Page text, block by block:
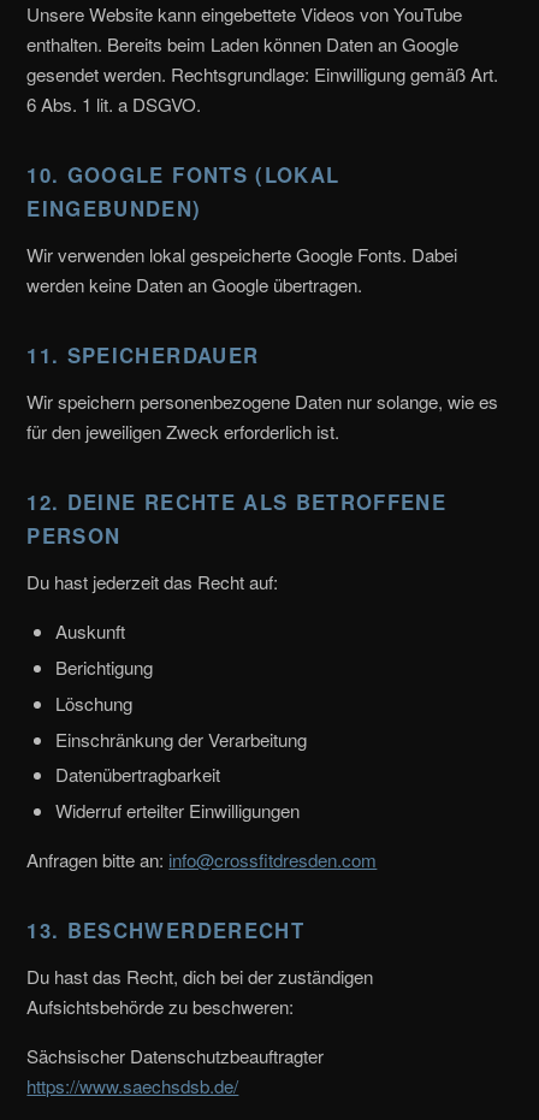
Unsere Website kann eingebettete Videos von YouTube
enthalten. Bereits beim Laden können Daten an Google
gesendet werden. Rechtsgrundlage: Einwilligung gemäß Art.
6 Abs. 1 lit. a DSGVO.
10. GOOGLE FONTS (LOKAL
EINGEBUNDEN)
Wir verwenden lokal gespeicherte Google Fonts. Dabei
werden keine Daten an Google übertragen.
11. SPEICHERDAUER
Wir speichern personenbezogene Daten nur solange, wie es
für den jeweiligen Zweck erforderlich ist.
12. DEINE RECHTE ALS BETROFFENE
PERSON
Du hast jederzeit das Recht auf:
Auskunft
Berichtigung
Löschung
Einschränkung der Verarbeitung
Datenübertragbarkeit
Widerruf erteilter Einwilligungen
Anfragen bitte an: info@crossfitdresden.com
13. BESCHWERDERECHT
Du hast das Recht, dich bei der zuständigen
Aufsichtsbehörde zu beschweren:
Sächsischer Datenschutzbeauftragter
https://www.saechsdsb.de/